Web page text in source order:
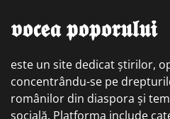
𝖛𝖔𝖈𝖊𝖆 𝖕𝖔𝖕𝖔𝖗𝖚𝖑𝖚𝖎
este un site dedicat știrilor,
concentrându-se pe
românilor din diaspora și
socială. Platforma include